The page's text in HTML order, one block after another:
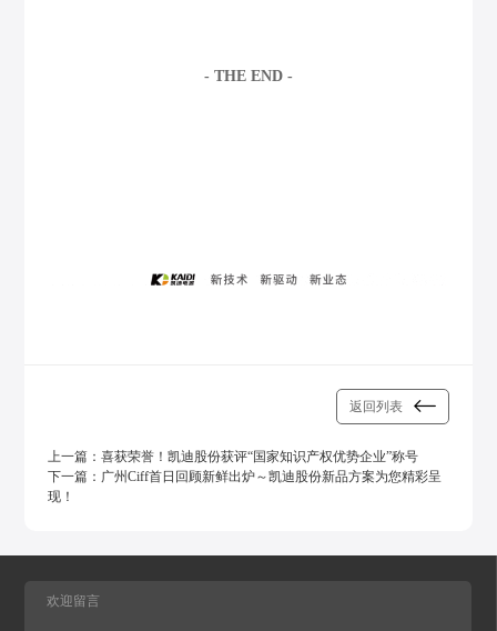
- THE END -
返回列表
上一篇： 喜获荣誉！凯迪股份获评“国家知识产权优势企业”称号
下一篇： 广州Ciff首日回顾新鲜出炉～凯迪股份新品方案为您精彩呈
现！